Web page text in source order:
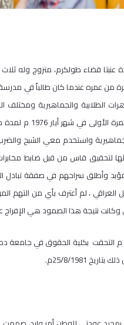
أعرج من مواليد 24/11/1958م في بلدة عنبتا قضاء
من عمره عندما كان طالباً في
التحقت بالجبهة
واستخدم معي الشبح
لتحقيق قاس من قبل ضابط
العراقي ، لم أعترف بأي من
نتيجة هذا الصمود هي
بعد حصولي على شهادة الثانوية العامة في العام 1977 م
25/8/1981م.